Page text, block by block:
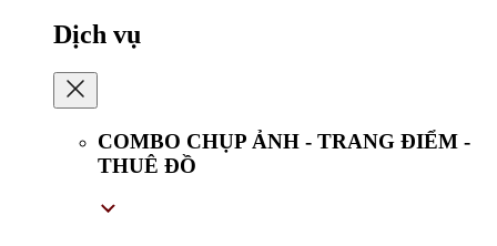
Dịch vụ
COMBO CHỤP ẢNH - TRANG ĐIỂM -
THUÊ ĐỒ